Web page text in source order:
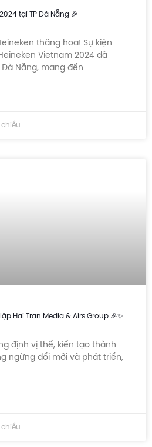
tại TP Đà Nẵng 🎉
thăng hoa! Sự kiện
Vietnam 2024 đã
Nẵng, mang đến
chiều
Hai Tran Media & Airs Group 🎉✨
định vị thế, kiến tạo thành
ngừng đổi mới và phát triển,
chiều